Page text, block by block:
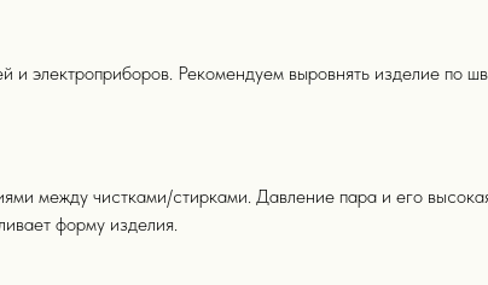
и электроприборов. Рекомендуем выровнять изделие по
между чистками/стирками. Давление пара и его
форму изделия.